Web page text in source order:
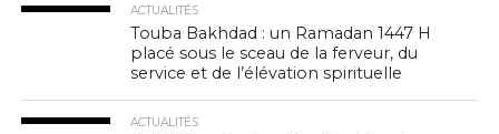
ACTUALITÉS
Touba Bakhdad : un Ramadan 1447 H
placé sous le sceau de la ferveur, du
service et de l’élévation spirituelle
ACTUALITÉS